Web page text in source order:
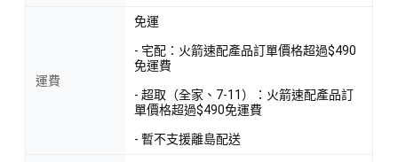
運費
免運
- 宅配：火箭速配產品訂單價格超過$490
免運費
- 超取（全家、7-11）：火箭速配產品訂
單價格超過$490免運費
- 暫不支援離島配送